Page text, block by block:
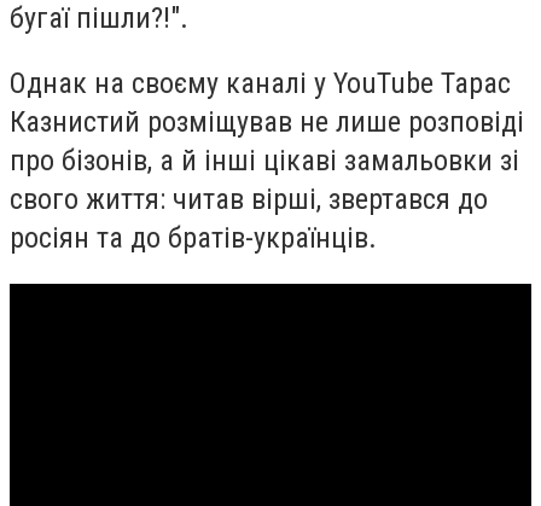
бугаї пішли?!".
Однак на своєму каналі у YouTube Тарас
Казнистий розміщував не лише розповіді
про бізонів, а й інші цікаві замальовки зі
свого життя: читав вірші, звертався до
росіян та до братів-українців.